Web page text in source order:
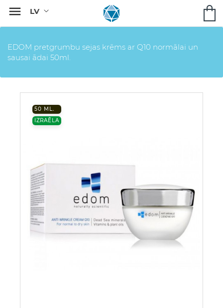

EDOM pretgrumbu sejas krēms ar Q10 normālai un
sausai ādai 50ml.
50 ML.
IZRAĒLA